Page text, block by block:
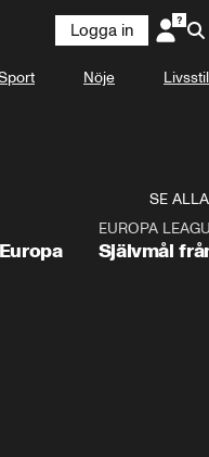
Logga in
Nöje Livsstil
SE ALLA
EUROPA
Självmål